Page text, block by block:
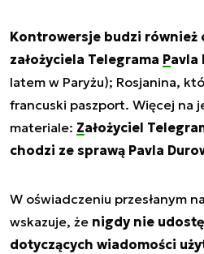
Kontrowersje budzi również
założyciela Telegrama Pavla
latem w Paryżu); Rosjanina,
francuski paszport. Więcej na
materiale: Założyciel
chodzi ze sprawą Pavla
W oświadczeniu przesłanym
wskazuje, że nigdy nie
dotyczących wiadomości